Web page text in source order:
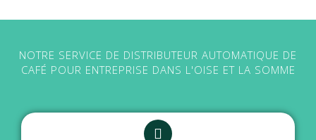
NOTRE SERVICE DE DISTRIBUTEUR AUTOMATIQUE DE
CAFÉ POUR ENTREPRISE DANS L'OISE ET LA SOMME